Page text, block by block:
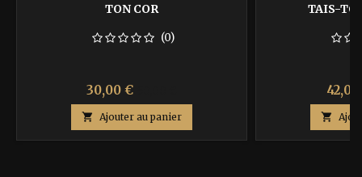
TON COR
(0)
Prix
30,00 €
base
 Ajouter au panier
TAIS-
Prix
